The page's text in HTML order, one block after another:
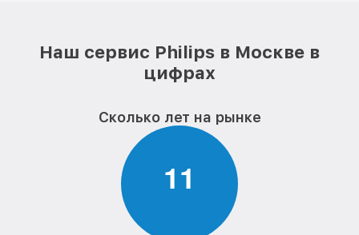
Наш сервис Philips в Москве в
цифрах
Сколько лет на рынке
11